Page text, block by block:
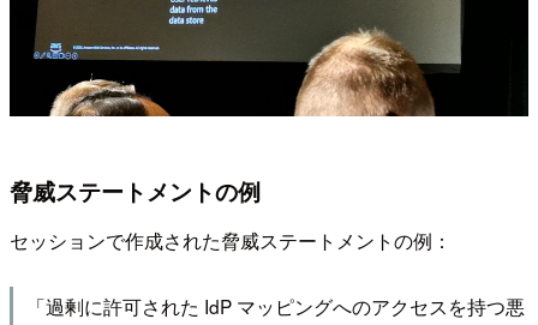
脅威ステートメントの例
セッションで作成された脅威ステートメントの例：
「過剰に許可された IdP マッピングへのアクセスを持つ悪